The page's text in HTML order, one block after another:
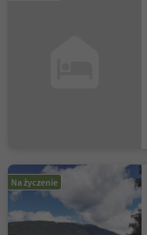
Na życzenie